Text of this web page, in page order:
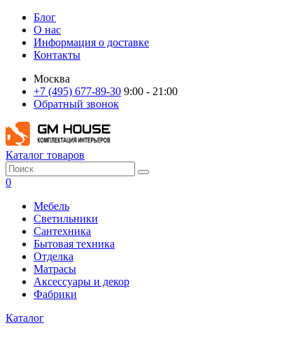
Блог
О нас
Информация о доставке
Контакты
Москва
+7 (495) 677-89-30 9:00 - 21:00
Обратный звонок
Каталог товаров
0
Мебель
Светильники
Сантехника
Бытовая техника
Отделка
Матрасы
Аксессуары и декор
Фабрики
Каталог